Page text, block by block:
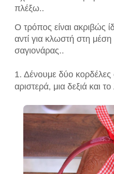
πλέξω..
Ο τρόπος είναι ακριβώς
αντί για κλωστή στη μέση
σαγιονάρας..
1. Δένουμε δύο
αριστερά, μια δεξιά και